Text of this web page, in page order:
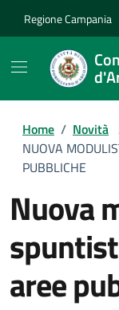
Regione Campania
Home / Novità
NUOVA
PUBBLICHE
nuova modulistica
aree